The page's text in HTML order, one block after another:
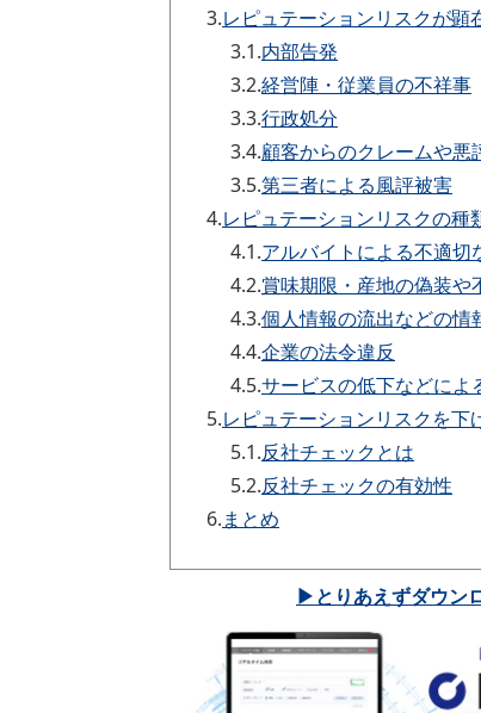
3.レピュテーションリスクが顕
3.1.内部告発
3.2.経営陣・従業員の不祥事
3.3.行政処分
3.4.顧客からのクレームや悪
3.5.第三者による風評被害
4.レピュテーションリスクの種
4.1.アルバイトによる不適
4.2.賞味期限・産地の偽装や
4.3.個人情報の流出などの情
4.4.企業の法令違反
4.5.サービスの低下などによ
5.レピュテーションリスクを
5.1.反社チェックとは
5.2.反社チェックの有効性
6.まとめ
▶とりあえずダウン